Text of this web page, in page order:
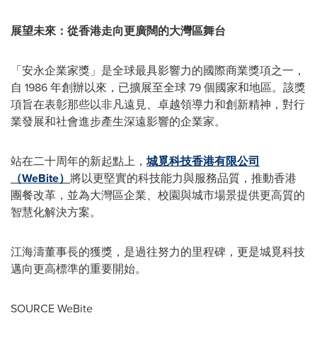
展望未來：從香港走向更廣闊的大灣區舞台
「安永企業家獎」是全球最具影響力的國際商業獎項之一，
自 1986 年創辦以來，已擴展至全球 79 個國家和地區。該獎
項旨在表彰那些以非凡遠見、卓越領導力和創新精神，對行
業發展和社會進步產生深遠影響的企業家。
站在二十周年的新起點上， 城覓科技香港有限公司
（WeBite） 將以更堅實的科技能力與服務品質，推動香港
團餐改革，並為大灣區企業、校園與城市場景提供更高質的
智慧化解決方案。
江海濤董事長的獲獎，是過往努力的里程碑，更是城覓科技
邁向更高標準的重要開始。
SOURCE WeBite